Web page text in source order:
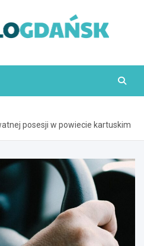
posesji w powiecie kartuskim